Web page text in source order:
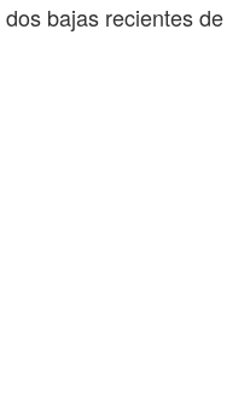
bajas recientes de